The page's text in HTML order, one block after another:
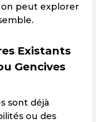
on peut explorer
Existants
Gencives
sont déjà
ou des